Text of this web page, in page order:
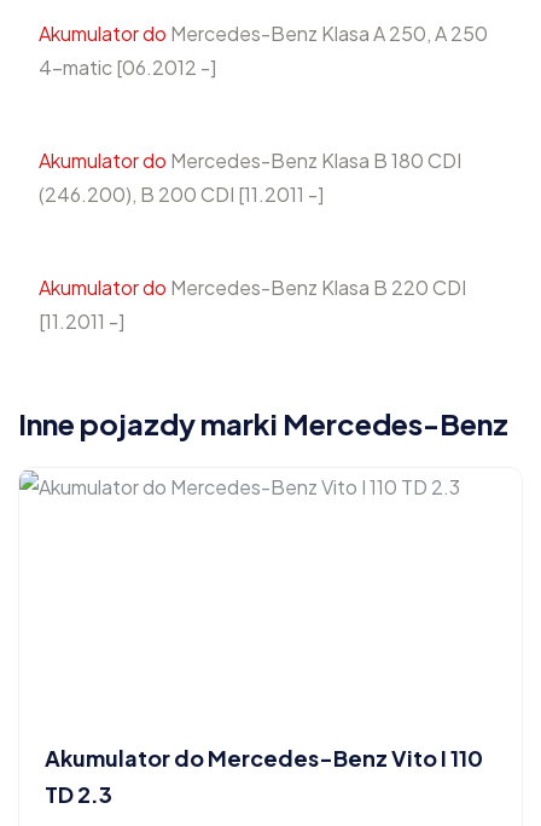
Akumulator do Mercedes-Benz Klasa A 250, A 250
4-matic [06.2012 -]
Akumulator do Mercedes-Benz Klasa B 180 CDI
(246.200), B 200 CDI [11.2011 -]
Akumulator do Mercedes-Benz Klasa B 220 CDI
[11.2011 -]
Inne pojazdy marki Mercedes-Benz
Akumulator do Mercedes-Benz Vito I 110
TD 2.3